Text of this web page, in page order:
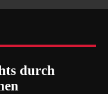
durch